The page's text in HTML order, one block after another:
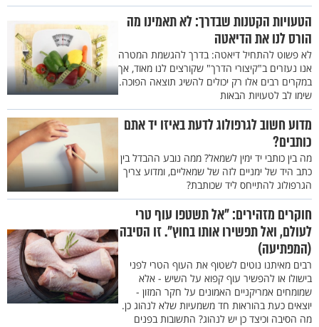
הטעויות הקטנות שבדרך: לא תאמינו מה
הורס לנו את הדיאטה
לא פשוט להתחיל דיאטה: בדרך להגשמת המטרה
אנו נעזרים ב"קיצורי הדרך" שקורצים לנו מאוד, אך
במקרים רבים אלו רק יכולים להשיג תוצאה הפוכה.
שימו לב לטעויות הבאות
מדוע חשוב לגרפולוג לדעת באיזו יד אתם
כותבים?
מה בין כותבי יד ימין לשמאל? ממה נובע ההבדל בין
כתב היד של ימניים לזה של שמאליים, ומדוע צריך
הגרפולוג להתייחס ליד שכותבת?
חוקרים מזהירים: "אל תשטפו עוף טרי
לעולם, ואל תפשירו אותו בחוץ". זו הסיבה
(המפתיעה)
רבים מאיתנו נוטים לשטוף את העוף הטרי לפני
בישולו או להפשיר עוף קפוא על השיש - אלא
שמומחים אמריקניים האמונים על חקר המזון -
יוצאים כעת בהוראות חד משמעיות שלא לנהוג כן.
מה הסיבה וכיצד כן יש לנהוג? התשובות בפנים